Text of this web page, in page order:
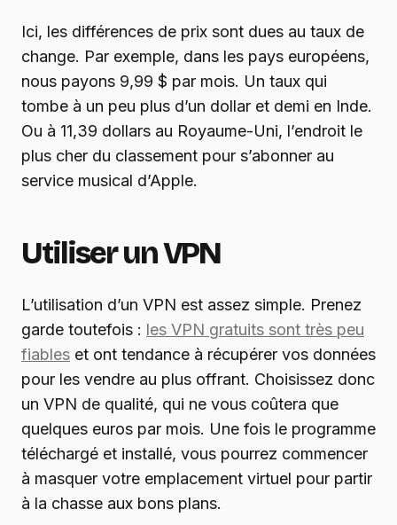
Ici, les différences de prix sont dues au taux de
change. Par exemple, dans les pays européens,
nous payons 9,99 $ par mois. Un taux qui
tombe à un peu plus d’un dollar et demi en Inde.
Ou à 11,39 dollars au Royaume-Uni, l’endroit le
plus cher du classement pour s’abonner au
service musical d’Apple.
Utiliser un VPN
L’utilisation d’un VPN est assez simple. Prenez
garde toutefois : les VPN gratuits sont très peu
fiables et ont tendance à récupérer vos données
pour les vendre au plus offrant. Choisissez donc
un VPN de qualité, qui ne vous coûtera que
quelques euros par mois. Une fois le programme
téléchargé et installé, vous pourrez commencer
à masquer votre emplacement virtuel pour partir
à la chasse aux bons plans.